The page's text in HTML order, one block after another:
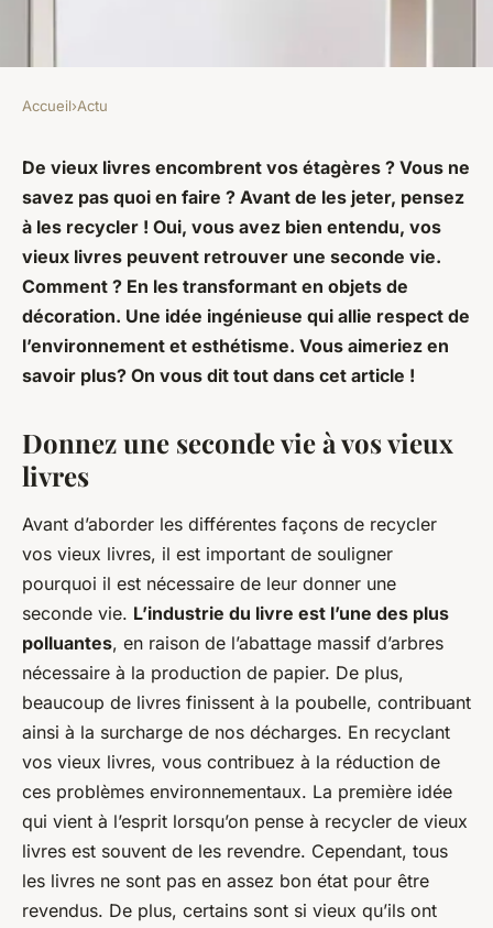
Quels sont les meilleurs
moyens de recycler de vieux
livres en objets de décoration
?
18 février 2024 6 min de lecture
Accueil›Actu
De vieux livres encombrent vos étagères ? Vous ne
savez pas quoi en faire ? Avant de les jeter, pensez
à les recycler ! Oui, vous avez bien entendu, vos
vieux livres peuvent retrouver une seconde vie.
Comment ? En les transformant en objets de
décoration. Une idée ingénieuse qui allie respect de
l’environnement et esthétisme. Vous aimeriez en
savoir plus? On vous dit tout dans cet article !
Donnez une seconde vie à vos vieux
livres
Avant d’aborder les différentes façons de recycler
vos vieux livres, il est important de souligner
pourquoi il est nécessaire de leur donner une
seconde vie. L’industrie du livre est l’une des plus
polluantes, en raison de l’abattage massif d’arbres
nécessaire à la production de papier. De plus,
beaucoup de livres finissent à la poubelle, contribuant
ainsi à la surcharge de nos décharges. En recyclant
vos vieux livres, vous contribuez à la réduction de
ces problèmes environnementaux. La première idée
qui vient à l’esprit lorsqu’on pense à recycler de vieux
livres est souvent de les revendre. Cependant, tous
les livres ne sont pas en assez bon état pour être
revendus. De plus, certains sont si vieux qu’ils ont